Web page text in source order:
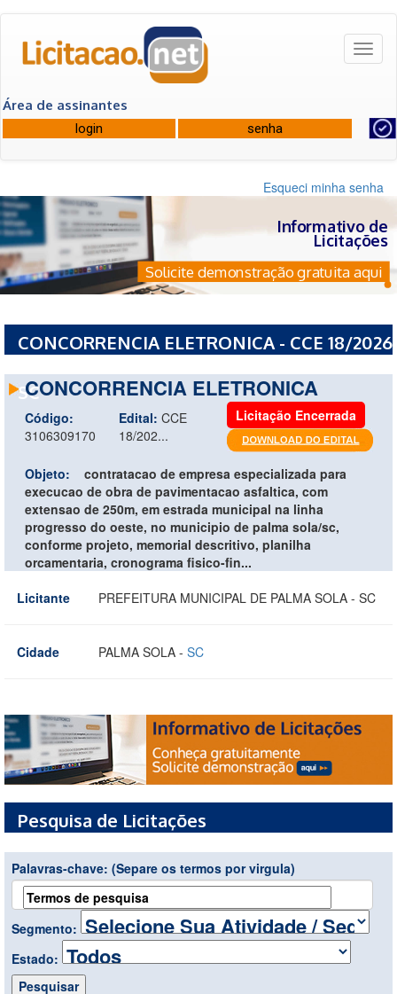
Área de assinantes
Esqueci minha senha
Informativo de
Licitações
Solicite demonstração gratuita aqui
CONCORRENCIA ELETRONICA - CCE 18/2026
SC
CONCORRENCIA ELETRONICA
Código:
3106309170
Edital: CCE
18/202...
Licitação Encerrada
Objeto:
contratacao de empresa especializada para
execucao de obra de pavimentacao asfaltica, com
extensao de 250m, em estrada municipal na linha
progresso do oeste, no municipio de palma sola/sc,
conforme projeto, memorial descritivo, planilha
orcamentaria, cronograma fisico-fin...
Licitante
PREFEITURA MUNICIPAL DE PALMA SOLA - SC
Cidade PALMA SOLA - SC
Pesquisa de Licitações
Palavras-chave: (Separe os termos por virgula)
Segmento:
Estado: